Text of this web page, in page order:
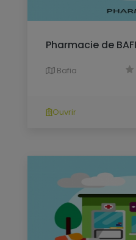
Pharmacie de
Bafia
Ouvrir